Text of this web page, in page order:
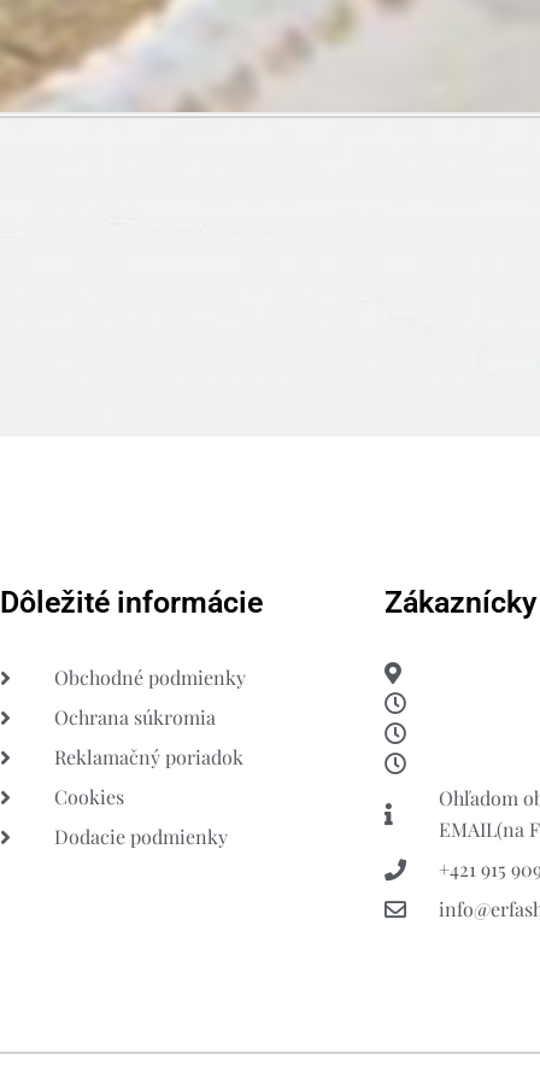
Dôležité informácie
Obchodné podmienky
Ochrana súkromia
Reklamačný poriadok
Cookies
Dodacie podmienky
Ohľadom
EMAIL(na
+421 915